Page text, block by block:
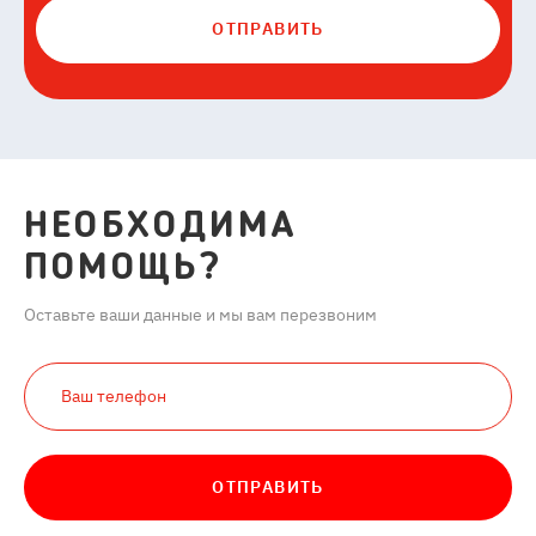
ОТПРАВИТЬ
НЕОБХОДИМА
ПОМОЩЬ?
Оставьте ваши данные и мы вам перезвоним
ОТПРАВИТЬ